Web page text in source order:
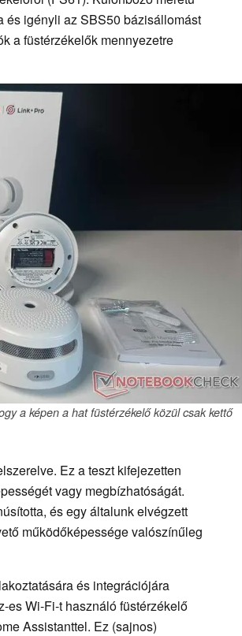
és igényli az SBS50 bázisállomást
a füstérzékelők mennyezetre
a képen a hat füstérzékelő közül csak kettő
Ez a teszt kifejezetten
vagy megbízhatóságát.
és egy általunk elvégzett
működőképessége valószínűleg
és integrációjára
es Wi-Fi-t használó füstérzékelő
Assistanttel. Ez (sajnos)